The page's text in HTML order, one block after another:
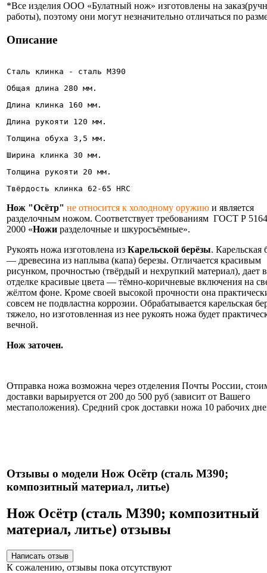
*Все изделия ООО «Булатный нож» изготовлены на
работы), поэтому они могут незначительно отличаться по
Описание
Сталь клинка - сталь М390
Общая длина 280 мм.
Длина клинка 160 мм.
Длина рукояти 120 мм.
Толщина обуха 3,5 мм.
Ширина клинка 30 мм.
Толщина рукояти 20 мм.
Твёрдость клинка 62-65 HRC
Нож "Осётр" не относится к холодному оружию и является
разделочным ножом. Соответствует требованиям ГОСТ Р
2000 «Ножи разделочные и шкуросъёмные».
Рукоять ножа изготовлена из Карельской берёзы. Карельская
— древесина из наплыва (капа) березы. Отличается красивым
рисунком, прочностью (твёрдый и нехрупкий материал), дает в
отделке красивые цвета — тёмно-коричневые включения на
жёлтом фоне. Кроме своей высокой прочности она
совсем не подвластна коррозии. Обрабатывается карельская
тяжело, но изготовленная из нее рукоять ножа будет
вечной.
Нож заточен.
Отправка ножа возможна через отделения Почты России,
доставки варьируется от 200 до 500 руб (зависит от Вашего
местаположения). Средний срок доставки ножа 10 рабочих
Отзывы о модели Нож Осётр (сталь М390;
композитный материал, литье)
Нож Осётр (сталь М390; композитный
материал, литье) отзывы
К сожалению, отзывы пока отсутствуют